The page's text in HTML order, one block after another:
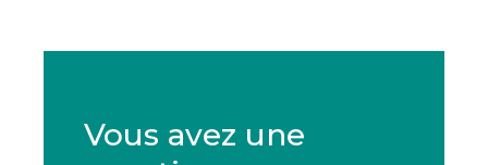
Vous avez une